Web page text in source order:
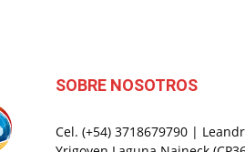
SOBRE NOSOTROS
Cel. (+54) 3718679790 |